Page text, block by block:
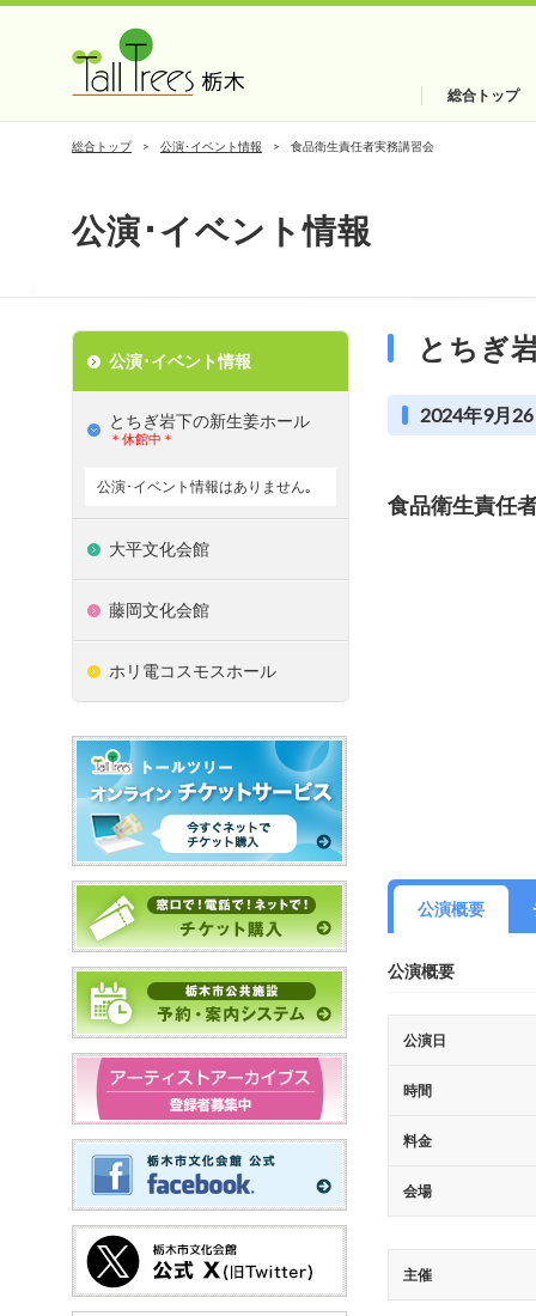
総合トップ
総合トップ 公演･イベント情報 食品衛生責任者実務講習会
公演･イベント情報
とちぎ
2024年9月
食品衛生責任
公演概要
公演概要
公演日
時間
料金
会場
主催
公演･イベント情報
とちぎ岩下の新⽣姜ホール
＊休館中＊
公演･イベント情報はありません｡
大平文化会館
藤岡文化会館
ホリ電コスモスホール